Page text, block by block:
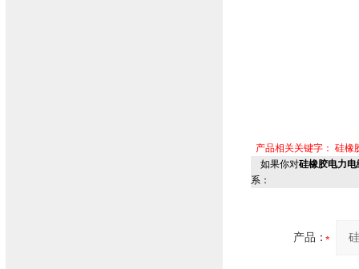
产品相关关键字： 硅橡
如果你对硅橡胶电力电
系：
产品：